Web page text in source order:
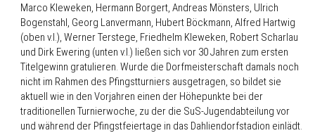
Marco Kleweken, Hermann Borgert, Andreas Mönsters, Ulrich
Bogenstahl, Georg Lanvermann, Hubert Böckmann, Alfred Hartwig
(oben v.l.), Werner Terstege, Friedhelm Kleweken, Robert Scharlau
und Dirk Ewering (unten v.l.) ließen sich vor 30 Jahren zum ersten
Titelgewinn gratulieren. Wurde die Dorfmeisterschaft damals noch
nicht im Rahmen des Pfingstturniers ausgetragen, so bildet sie
aktuell wie in den Vorjahren einen der Höhepunkte bei der
traditionellen Turnierwoche, zu der die SuS-Jugendabteilung vor
und während der Pfingstfeiertage in das Dahliendorfstadion einlädt.